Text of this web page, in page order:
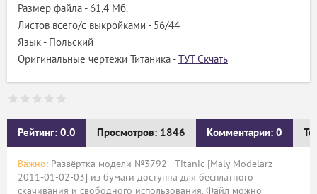
Размер файла - 61,4 Мб.
Листов всего/с выкройками - 56/44
Язык - Польский
Оригинальные чертежи Титаника -ТУТ Скчать
Рейтинг: 0.0 Просмотров: 1846 Комментарии: 0
Важно: Развёртка модели №3792 - Titanic [Maly Modelarz
2011-01-02-03] из бумаги доступна для бесплатного
скачивания и свободного использования. Файл можно